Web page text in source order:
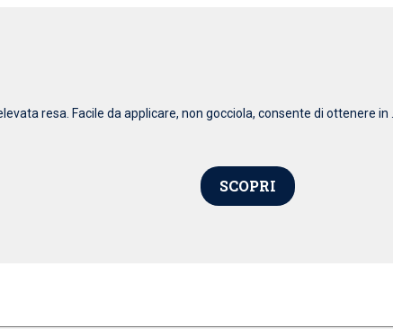
resa. Facile da applicare, non gocciola, consente di ottenere in ...
SCOPRI